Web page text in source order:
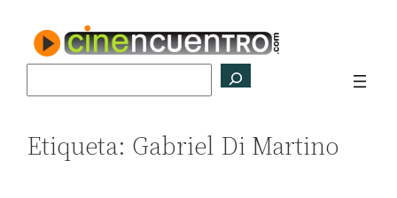
contenido
Etiqueta: Gabriel Di Martino